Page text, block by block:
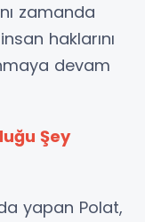
zamanda
haklarını
devam
Şey
yapan Polat,